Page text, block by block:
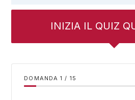
INIZIA IL QUIZ
DOMANDA / 15